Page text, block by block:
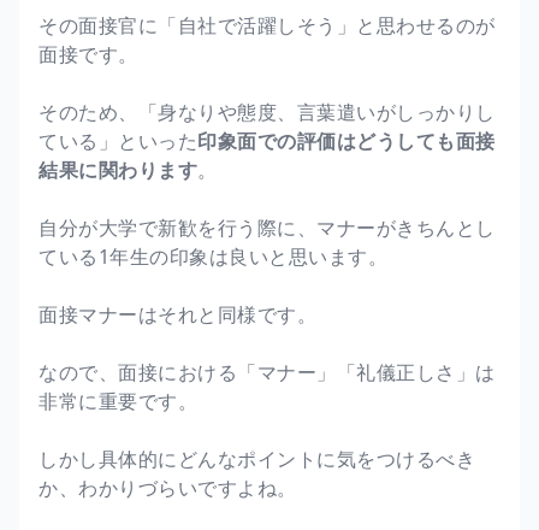
その面接官に「自社で活躍しそう」と思わせるのが
面接です。
そのため、「身なりや態度、言葉遣いがしっかりし
ている」といった印象面での評価はどうしても面接
結果に関わります。
自分が大学で新歓を行う際に、マナーがきちんとし
ている1年生の印象は良いと思います。
面接マナーはそれと同様です。
なので、面接における「マナー」「礼儀正しさ」は
非常に重要です。
しかし具体的にどんなポイントに気をつけるべき
か、わかりづらいですよね。